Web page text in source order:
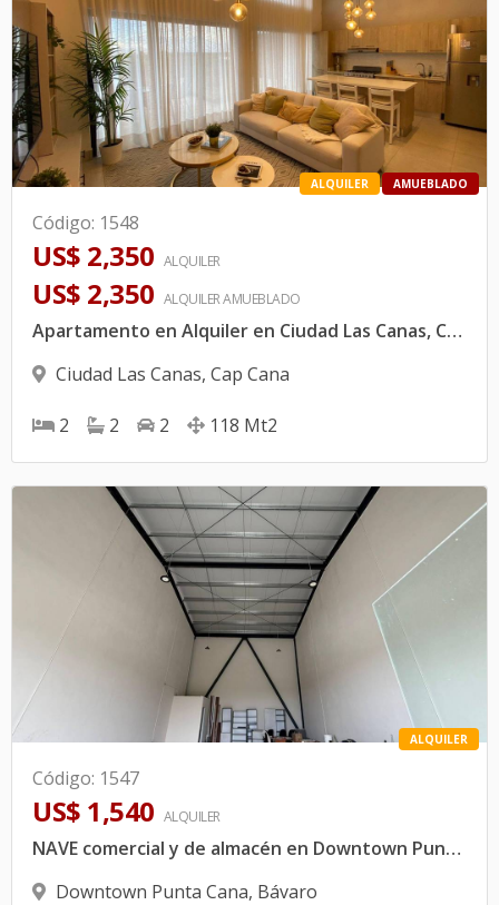
ALQUILER AMUEBLADO
Código: 1548
US$ 2,350 ALQUILER
US$ 2,350 ALQUILERAMUEBLADO
Apartamento en Alquiler en Ciudad Las Canas, Cap Cana | Último Piso con Amplia Terraza
Ciudad Las Canas, Cap Cana
2 2 2 118 Mt2
ALQUILER
Código: 1547
US$ 1,540 ALQUILER
NAVE comercial y de almacén en Downtown Punta Cana | 110 m2 doble altura
Downtown Punta Cana, Bávaro